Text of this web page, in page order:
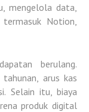
mengelola data,
termasuk Notion,
berulang.
arus kas
Selain itu, biaya
produk digital